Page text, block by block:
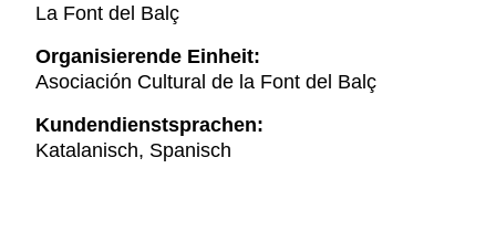
La Font del Balç
Organisierende Einheit:
Asociación Cultural de la Font del Balç
Kundendienstsprachen:
Katalanisch, Spanisch